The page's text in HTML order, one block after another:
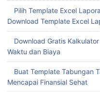
Pilih Template Excel
Download Template Excel
Download Gratis
Waktu dan Biaya
Buat Template Tabungan
Mencapai Finansial Sehat